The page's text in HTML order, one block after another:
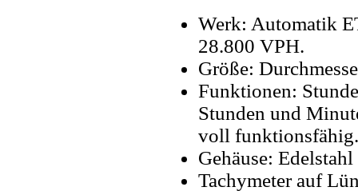
Werk: Automatik
28.800 VPH.
Größe:
Funktionen:
Stunden und
voll funktionsfähig.
Gehäuse:
Tachymeter auf